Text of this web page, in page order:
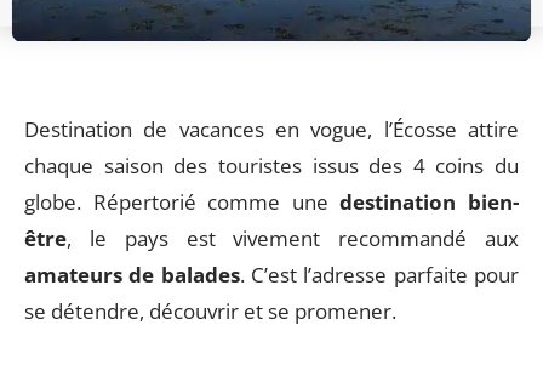
Destination de vacances en vogue, l’Écosse attire
chaque saison des touristes issus des 4 coins du
globe. Répertorié comme unedestination bien-
être, le pays est vivement recommandé aux
amateurs de balades. C’est l’adresse parfaite pour
se détendre, découvrir et se promener.